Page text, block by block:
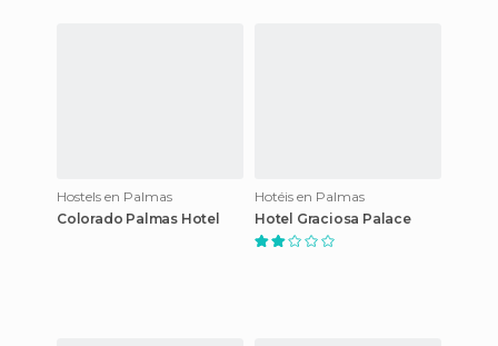
Hostels en Palmas
Colorado Palmas Hotel
Hotéis en Palmas
Hotel Graciosa Palace